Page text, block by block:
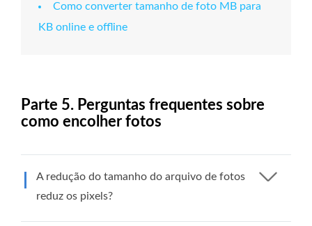
Como converter tamanho de foto MB para
KB online e offline
Parte 5. Perguntas frequentes sobre
como encolher fotos
A redução do tamanho do arquivo de fotos
reduz os pixels?